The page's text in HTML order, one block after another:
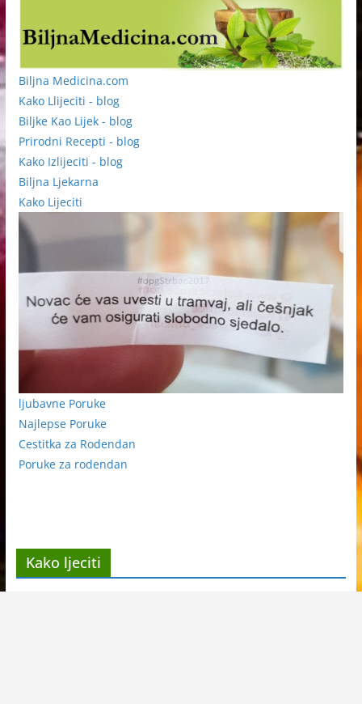
Biljna Medicina.com
Kako Llijeciti - blog
Biljke Kao Lijek - blog
Prirodni Recepti - blog
Kako Izlijeciti - blog
Biljna Ljekarna
Kako Lijeciti
ljubavne Poruke
Najlepse Poruke
Cestitka za Rodendan
Poruke za rodendan
Kako ljeciti